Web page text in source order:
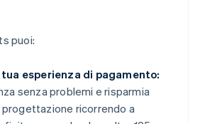
puoi:
esperienza di pagamento:
senza problemi e risparmia
progettazione ricorrendo a